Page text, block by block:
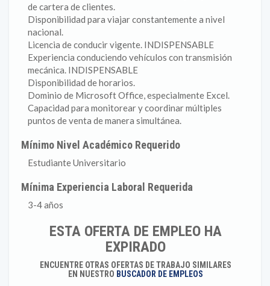
de cartera de clientes.
Disponibilidad para viajar constantemente a nivel
nacional.
Licencia de conducir vigente. INDISPENSABLE
Experiencia conduciendo vehículos con transmisión
mecánica. INDISPENSABLE
Disponibilidad de horarios.
Dominio de Microsoft Office, especialmente Excel.
Capacidad para monitorear y coordinar múltiples
puntos de venta de manera simultánea.
Mínimo Nivel Académico Requerido
Estudiante Universitario
Mínima Experiencia Laboral Requerida
3-4 años
ESTA OFERTA DE EMPLEO HA
EXPIRADO
ENCUENTRE OTRAS OFERTAS DE TRABAJO SIMILARES
EN NUESTRO BUSCADOR DE EMPLEOS